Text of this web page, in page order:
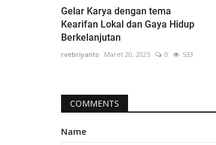
Gelar Karya dengan tema
Kearifan Lokal dan Gaya Hidup
Berkelanjutan
rvebriyanto Maret 20, 2025 0 533
COMMENTS
Name